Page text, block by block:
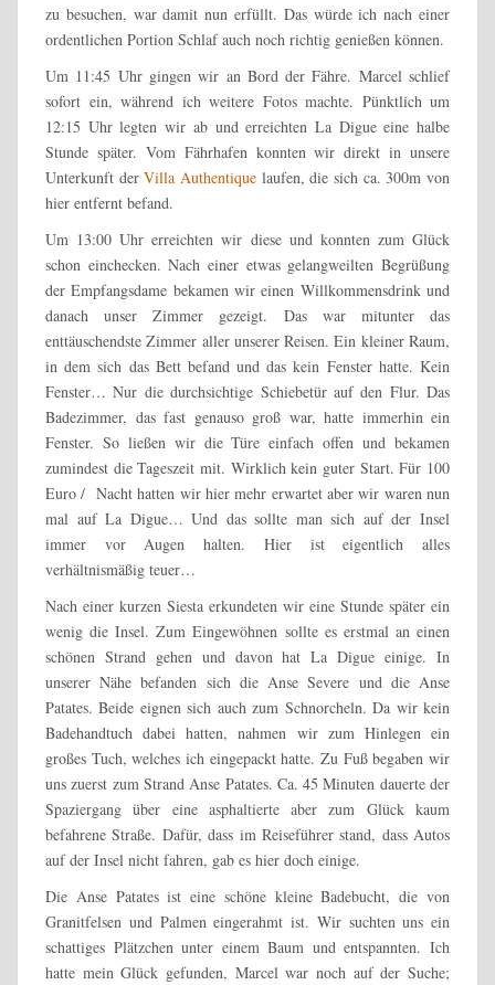
zu besuchen, war damit nun erfüllt. Das würde ich nach einer
ordentlichen Portion Schlaf auch noch richtig genießen können.
Um 11:45 Uhr gingen wir an Bord der Fähre. Marcel schlief
sofort ein, während ich weitere Fotos machte. Pünktlich um
12:15 Uhr legten wir ab und erreichten La Digue eine halbe
Stunde später. Vom Fährhafen konnten wir direkt in unsere
Unterkunft derVilla Authentique laufen, die sich ca. 300m von
hier entfernt befand.
Um 13:00 Uhr erreichten wir diese und konnten zum Glück
schon einchecken. Nach einer etwas gelangweilten Begrüßung
der Empfangsdame bekamen wir einen Willkommensdrink und
danach unser Zimmer gezeigt. Das war mitunter das
enttäuschendste Zimmer aller unserer Reisen. Ein kleiner Raum,
in dem sich das Bett befand und das kein Fenster hatte. Kein
Fenster… Nur die durchsichtige Schiebetür auf den Flur. Das
Badezimmer, das fast genauso groß war, hatte immerhin ein
Fenster. So ließen wir die Türe einfach offen und bekamen
zumindest die Tageszeit mit. Wirklich kein guter Start. Für 100
Euro / Nacht hatten wir hier mehr erwartet aber wir waren nun
mal auf La Digue… Und das sollte man sich auf der Insel
immer vor Augen halten. Hier ist eigentlich alles
verhältnismäßig teuer…
Nach einer kurzen Siesta erkundeten wir eine Stunde später ein
wenig die Insel. Zum Eingewöhnen sollte es erstmal an einen
schönen Strand gehen und davon hat La Digue einige. In
unserer Nähe befanden sich die Anse Severe und die Anse
Patates. Beide eignen sich auch zum Schnorcheln. Da wir kein
Badehandtuch dabei hatten, nahmen wir zum Hinlegen ein
großes Tuch, welches ich eingepackt hatte. Zu Fuß begaben wir
uns zuerst zum Strand Anse Patates. Ca. 45 Minuten dauerte der
Spaziergang über eine asphaltierte aber zum Glück kaum
befahrene Straße. Dafür, dass im Reiseführer stand, dass Autos
auf der Insel nicht fahren, gab es hier doch einige.
Die Anse Patates ist eine schöne kleine Badebucht, die von
Granitfelsen und Palmen eingerahmt ist. Wir suchten uns ein
schattiges Plätzchen unter einem Baum und entspannten. Ich
hatte mein Glück gefunden, Marcel war noch auf der Suche;